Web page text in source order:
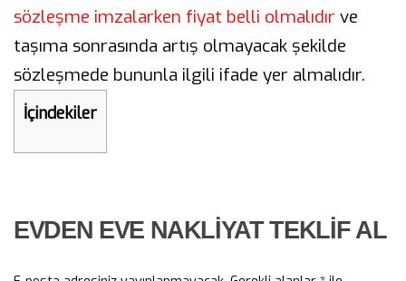
sözleşme imzalarken fiyat belli olmalıdır ve
taşıma sonrasında artış olmayacak şekilde
sözleşmede bununla ilgili ifade yer almalıdır.
İçindekiler
EVDEN EVE NAKLIYAT TEKLIF AL